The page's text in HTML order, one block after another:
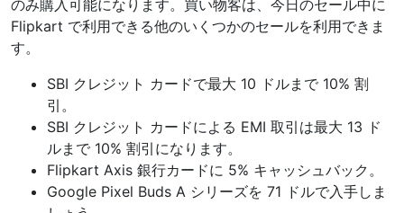
のみ購入可能になります。買い物客は、今日のセール中に
Flipkart で利用できる他のいくつかのセールを利用できま
す。
SBI クレジット カードで最大 10 ドルまで 10% 割
引。
SBI クレジット カードによる EMI 取引は最大 13 ド
ルまで 10% 割引になります。
Flipkart Axis 銀行カードに 5% キャッシュバック。
Google Pixel Buds A シリーズを 71 ドルで入手しま